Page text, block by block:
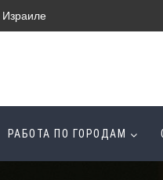
Израиле
РАБОТА ПО ГОРОДАМ